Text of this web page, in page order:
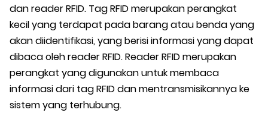
dan reader RFID. Tag RFID merupakan perangkat
kecil yang terdapat pada barang atau benda yang
akan diidentifikasi, yang berisi informasi yang dapat
dibaca oleh reader RFID. Reader RFID merupakan
perangkat yang digunakan untuk membaca
informasi dari tag RFID dan mentransmisikannya ke
sistem yang terhubung.